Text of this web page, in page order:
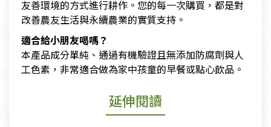
友善環境的方式進行耕作。您的每一次購買，都是對
改善農友生活與永續農業的實質支持。
適合給小朋友喝嗎？
本產品成分單純、通過有機驗證且無添加防腐劑與人
工色素，非常適合做為家中孩童的早餐或點心飲品。
延伸閱讀